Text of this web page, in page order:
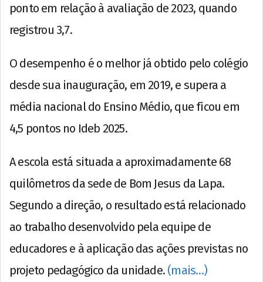
ponto em relação à avaliação de 2023, quando
registrou 3,7.
O desempenho é o melhor já obtido pelo colégio
desde sua inauguração, em 2019, e supera a
média nacional do Ensino Médio, que ficou em
4,5 pontos no Ideb 2025.
A escola está situada a aproximadamente 68
quilômetros da sede de Bom Jesus da Lapa.
Segundo a direção, o resultado está relacionado
ao trabalho desenvolvido pela equipe de
educadores e à aplicação das ações previstas no
projeto pedagógico da unidade. (mais…)